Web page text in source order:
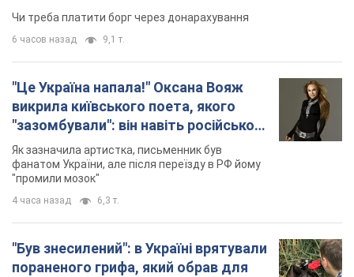
Чи треба платити борг через донарахування
6 часов назад 9,1 т.
"Це Україна напала!" Оксана Вояж
викрила київського поета, якого
"зазомбували": він навіть російської
не знав, а тепер хоче геноциду
українців
Як зазначила артистка, письменник був
фанатом України, але після переїзду в РФ йому
"промили мозок"
4 часа назад 6,3 т.
"Був знесилений": в Україні врятували
пораненого грифа, який обрав для